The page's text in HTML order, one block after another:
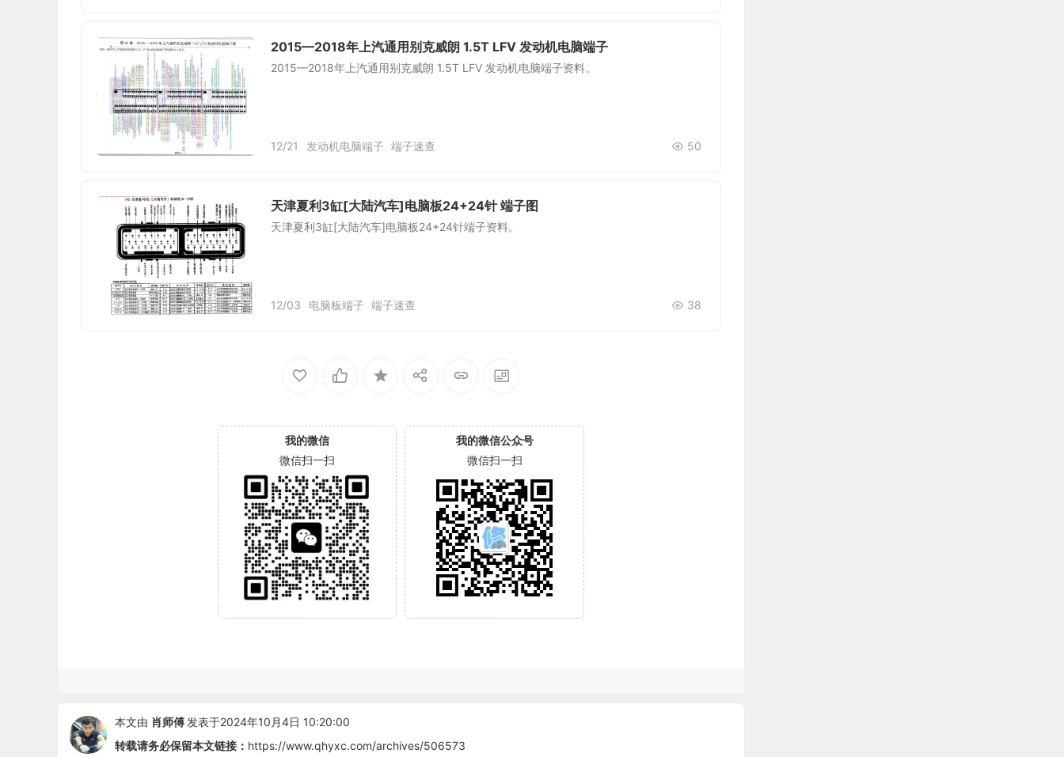
2015—2018年上汽通用别克威朗 1.5T LFV 发动机电脑端子
2015—2018年上汽通用别克威朗 1.5T LFV 发动机电脑端子资料。
12/21 50
发动机电脑端子 端子速查
天津夏利3缸[大陆汽车]电脑板24+24针 端子图
天津夏利3缸[大陆汽车]电脑板24+24针端子资料。
12/03 38
电脑板端子 端子速查
我的微信
微信扫一扫
我的微信公众号
微信扫一扫
本文由 肖师傅 发表于2024年10月4日 10:20:00
转载请务必保留本文链接： https://www.qhyxc.com/archives/506573